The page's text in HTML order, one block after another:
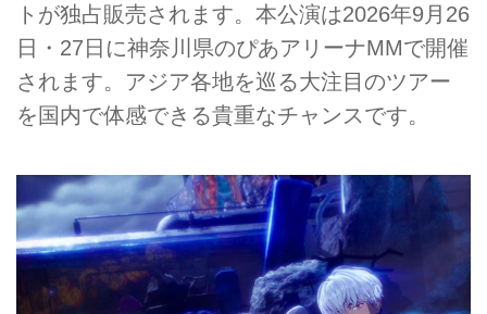
トが独占販売されます。本公演は2026年9月26
日・27日に神奈川県のぴあアリーナMMで開催
されます。アジア各地を巡る大注目のツアー
を国内で体感できる貴重なチャンスです。